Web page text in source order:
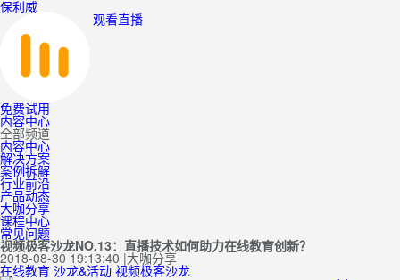
保利威
观看直播
免费试用
内容中心
全部频道
内容中心
解决方案
案例拆解
行业前沿
产品动态
大咖分享
课程中心
常见问题
视频极客沙龙NO.13：直播技术如何助力在线教育创新？
2018-08-30 19:13:40 |大咖分享
在线教育 沙龙&活动 视频极客沙龙